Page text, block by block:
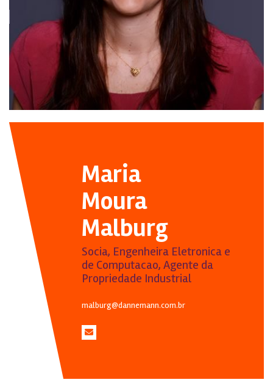
Maria
Moura
Malburg
Socia, Engenheira Eletronica e
de Computacao, Agente da
Propriedade Industrial
malburg@dannemann.com.br